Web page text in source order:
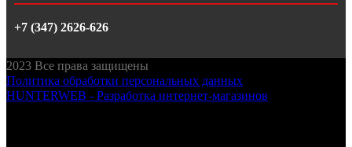
+7 (347) 2626-626
2023 Все права защищены
Политика обработки персональных данных
HUNTERWEB - Разработка интернет-магазинов